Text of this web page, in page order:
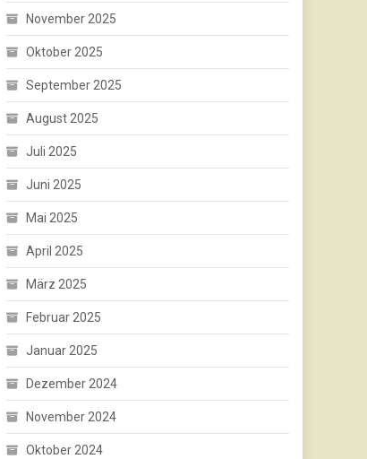
November 2025
Oktober 2025
September 2025
August 2025
Juli 2025
Juni 2025
Mai 2025
April 2025
März 2025
Februar 2025
Januar 2025
Dezember 2024
November 2024
Oktober 2024